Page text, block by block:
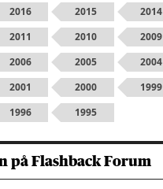
2016 2015 2014
2011 2010 2009
2006 2005 2004
2001 2000 1999
1996 1995
på Flashback Forum